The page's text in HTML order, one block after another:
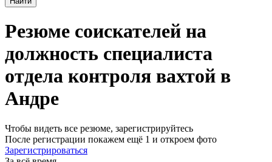
Резюме соискателей на
должность специалиста
отдела контроля вахтой в
Андре
Чтобы видеть все резюме, зарегистрируйтесь
После регистрации покажем ещё 1 и откроем фото
Зарегистрироваться